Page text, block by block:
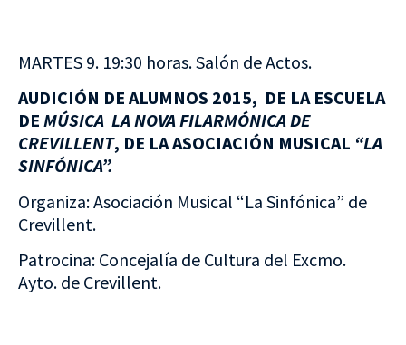
MARTES 9. 19:30 horas. Salón de Actos.
AUDICIÓN DE ALUMNOS 2015, DE LA ESCUELA
DE MÚSICA LA NOVA FILARMÓNICA DE
CREVILLENT, DE LA ASOCIACIÓN MUSICAL “LA
SINFÓNICA”.
Organiza: Asociación Musical “La Sinfónica” de
Crevillent.
Patrocina: Concejalía de Cultura del Excmo.
Ayto. de Crevillent.